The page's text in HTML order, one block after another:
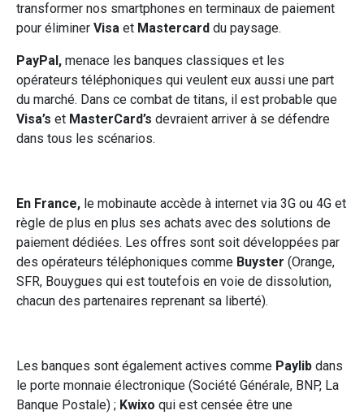
transformer nos smartphones en terminaux de paiement
pour éliminer Visa et Mastercard du paysage.
PayPal, menace les banques classiques et les
opérateurs téléphoniques qui veulent eux aussi une part
du marché. Dans ce combat de titans, il est probable que
Visa’s et MasterCard’s devraient arriver à se défendre
dans tous les scénarios.
En France, le mobinaute accède à internet via 3G ou 4G et
règle de plus en plus ses achats avec des solutions de
paiement dédiées. Les offres sont soit développées par
des opérateurs téléphoniques comme Buyster (Orange,
SFR, Bouygues qui est toutefois en voie de dissolution,
chacun des partenaires reprenant sa liberté).
Les banques sont également actives comme Paylib dans
le porte monnaie électronique (Société Générale, BNP, La
Banque Postale) ; Kwixo qui est censée être une